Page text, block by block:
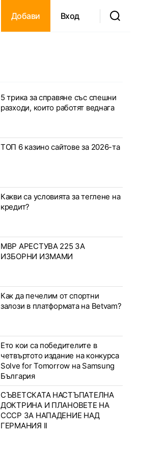
Добави Вход
5 трика за справяне със спешни
разходи, които работят веднага
ТОП 6 казино сайтове за 2026-та
Какви са условията за теглене на
кредит?
МВР АРЕСТУВА 225 ЗА
ИЗБОРНИ ИЗМАМИ
Как да печелим от спортни
залози в платформата на Betvam?
Ето кои са победителите в
четвъртото издание на конкурса
Solve for Tomorrow на Samsung
България
СЪВЕТСКАТА НАСТЪПАТЕЛНА
ДОКТРИНА И ПЛАНОВЕТЕ НА
СССР ЗА НАПАДЕНИЕ НАД
ГЕРМАНИЯ II